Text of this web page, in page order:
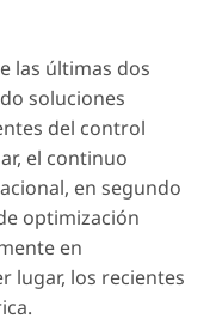
las últimas dos
soluciones
del control
el continuo
en segundo
optimización
en
lugar, los recientes